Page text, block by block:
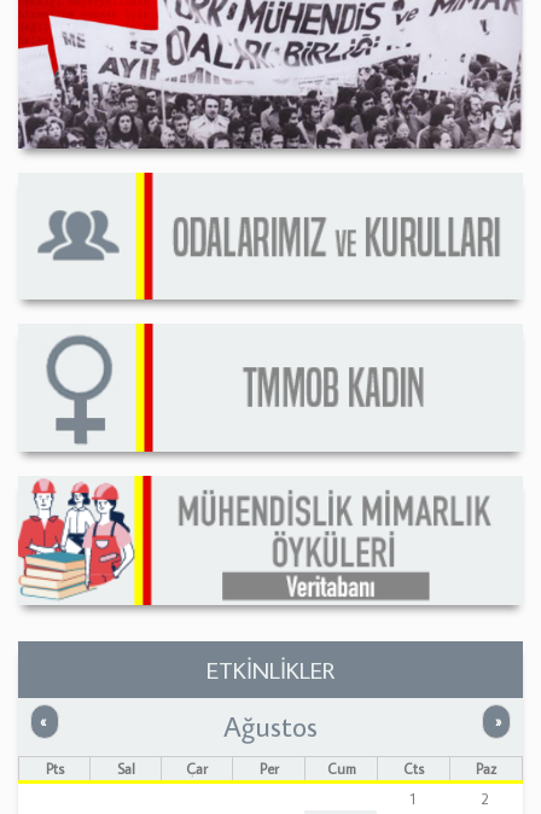
ETKİNLİKLER
« Önceki »
Ağustos
Pts Sal Çar Per Cum Cts
Paz
1
2